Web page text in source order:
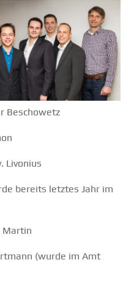
Beschowetz
Livonius
bereits letztes Jahr im
Martin
(wurde im Amt